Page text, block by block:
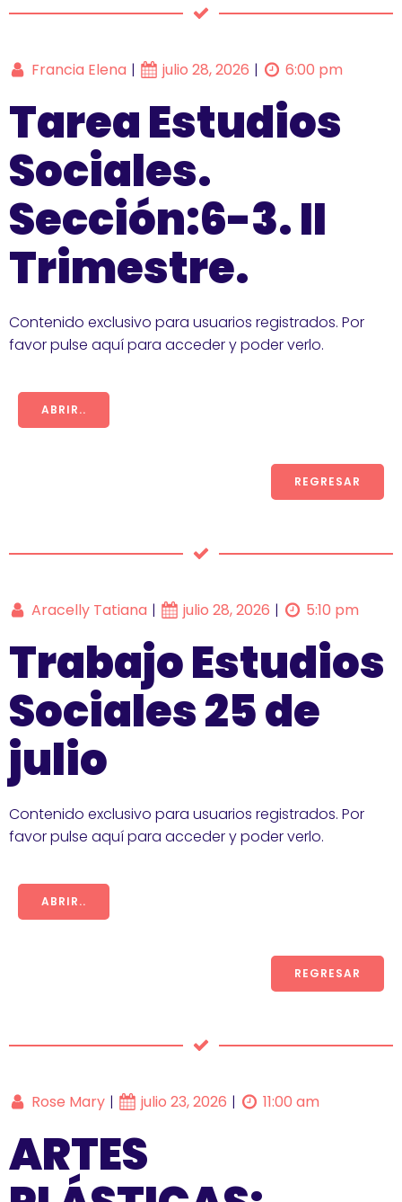
Francia Elena | julio 28, 2026 | 6:00 pm
Tarea Estudios
Sociales.
Sección:6-3. II
Trimestre.
Contenido exclusivo para usuarios registrados. Por
favor pulse aquí para acceder y poder verlo.
ABRIR..
REGRESAR
Aracelly Tatiana | julio 28, 2026 | 5:10 pm
Trabajo Estudios
Sociales 25 de
julio
Contenido exclusivo para usuarios registrados. Por
favor pulse aquí para acceder y poder verlo.
ABRIR..
REGRESAR
Rose Mary | julio 23, 2026 | 11:00 am
ARTES